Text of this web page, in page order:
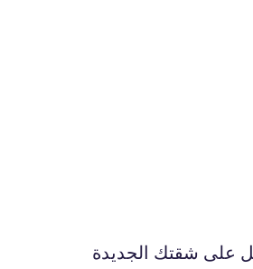
على شقتك الجديدة